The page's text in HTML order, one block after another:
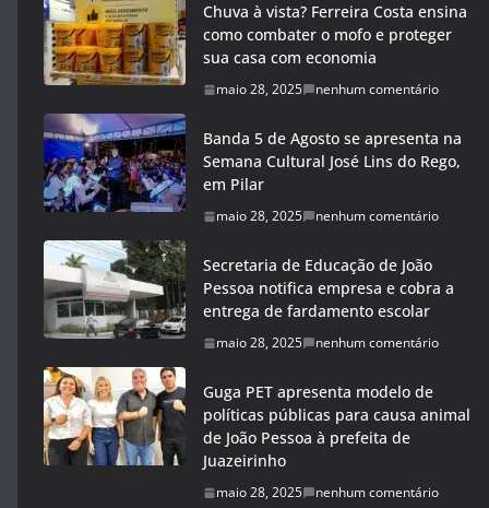
Chuva à vista? Ferreira Costa ensina
como combater o mofo e proteger
sua casa com economia
maio 28, 2025 nenhum comentário
Banda 5 de Agosto se apresenta na
Semana Cultural José Lins do Rego,
em Pilar
maio 28, 2025 nenhum comentário
Secretaria de Educação de João
Pessoa notifica empresa e cobra a
entrega de fardamento escolar
maio 28, 2025 nenhum comentário
Guga PET apresenta modelo de
políticas públicas para causa animal
de João Pessoa à prefeita de
Juazeirinho
maio 28, 2025 nenhum comentário